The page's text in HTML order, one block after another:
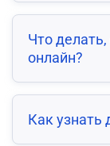
Что
онлайн?
Как узнать